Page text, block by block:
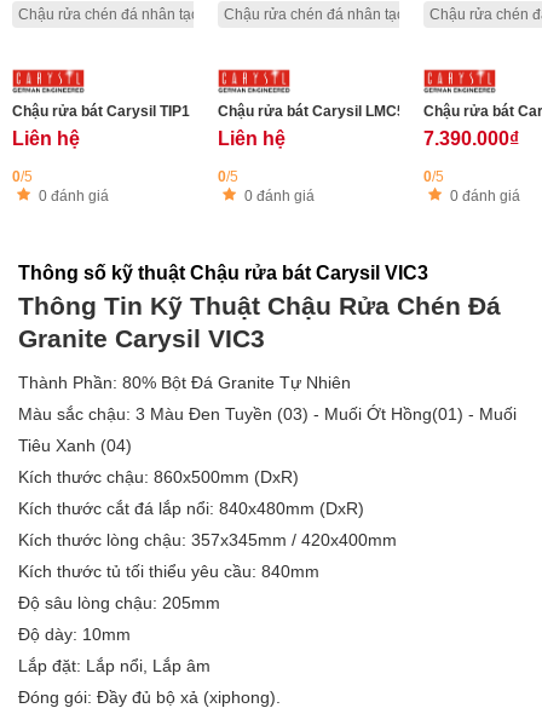
Chậu rửa chén đá nhân tạo
Chậu rửa bát Carysil TIP1 2 hố 1 bàn
Liên hệ
0/5
0 đánh giá
Chậu rửa chén đá nhân tạo
Chậu rửa bát Carysil LMC5
Liên hệ
0/5
0 đánh giá
Chậu rửa chén
Chậu rửa bát
7.390.000₫
0/5
0 đánh giá
Thông số kỹ thuật Chậu rửa bát Carysil VIC3
Thông Tin Kỹ Thuật Chậu Rửa Chén Đá
Granite Carysil VIC3
Thành Phần: 80% Bột Đá Granite Tự Nhiên
Màu sắc chậu: 3 Màu Đen Tuyền (03) - Muối Ớt Hồng(01) - Muối
Tiêu Xanh (04)
Kích thước chậu: 860x500mm (DxR)
Kích thước cắt đá lắp nổi: 840x480mm (DxR)
Kích thước lòng chậu: 357x345mm / 420x400mm
Kích thước tủ tối thiểu yêu cầu: 840mm
Độ sâu lòng chậu: 205mm
Độ dày: 10mm
Lắp đặt: Lắp nổi, Lắp âm
Đóng gói: Đầy đủ bộ xả (xiphong).